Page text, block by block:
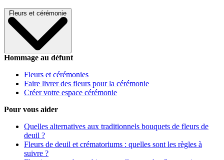
Fleurs et cérémonie
Hommage au défunt
Fleurs et cérémonies
Faire livrer des fleurs pour la cérémonie
Créer votre espace cérémonie
Pour vous aider
Quelles alternatives aux traditionnels bouquets de fleurs de
deuil ?
Fleurs de deuil et crématoriums : quelles sont les règles à
suivre ?